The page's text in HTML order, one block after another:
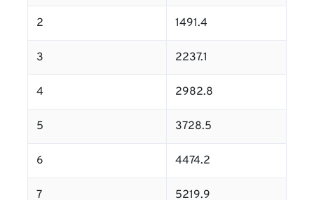
2 1491.4
3 2237.1
4 2982.8
5 3728.5
6 4474.2
7 5219.9